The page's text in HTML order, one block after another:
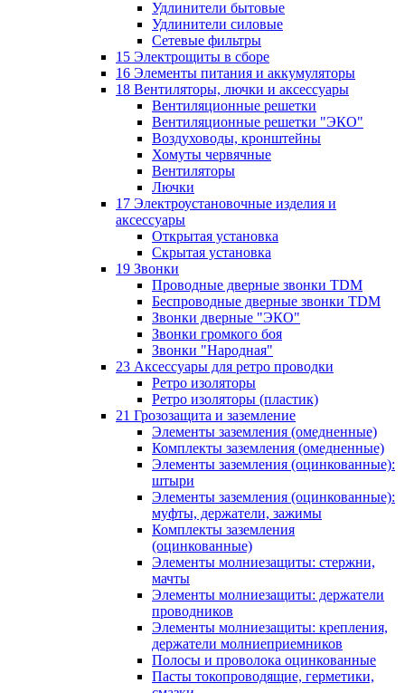
Удлинители бытовые
Удлинители силовые
Сетевые фильтры
15 Электрощиты в сборе
16 Элементы питания и аккумуляторы
18 Вентиляторы, лючки и аксессуары
Вентиляционные решетки
Вентиляционные решетки "ЭКО"
Воздуховоды, кронштейны
Хомуты червячные
Вентиляторы
Лючки
17 Электроустановочные изделия и
аксессуары
Открытая установка
Скрытая установка
19 Звонки
Проводные дверные звонки TDM
Беспроводные дверные звонки TDM
Звонки дверные "ЭКО"
Звонки громкого боя
Звонки "Народная"
23 Аксессуары для ретро проводки
Ретро изоляторы
Ретро изоляторы (пластик)
21 Грозозащита и заземление
Элементы заземления (омедненные)
Комплекты заземления (омедненные)
Элементы заземления (оцинкованные):
штыри
Элементы заземления (оцинкованные):
муфты, держатели, зажимы
Комплекты заземления
(оцинкованные)
Элементы молниезащиты: стержни,
мачты
Элементы молниезащиты: держатели
проводников
Элементы молниезащиты: крепления,
держатели молниеприемников
Полосы и проволока оцинкованные
Пасты токопроводящие, герметики,